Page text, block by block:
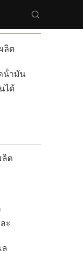
ลิต
น้ํามัน
ได้
ลิต
ะ
ล